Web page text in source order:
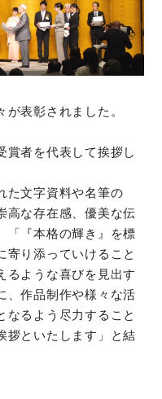
表彰されました。
賞者を代表して挨拶し
た文字資料や名筆の
高な存在感、優美な伝
「『本格の輝き』を標
寄り添っていけること
るような喜びを見出す
、作品制作や様々な活
なるよう尽力すること
拶といたします」と結